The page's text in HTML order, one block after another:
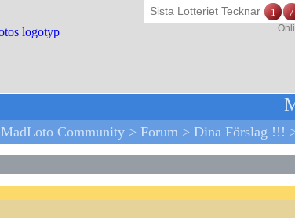
Sista Lotteriet Tecknar 1 7
MadLoto Community > Forum > Dina Förslag !!!